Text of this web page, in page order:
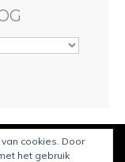
gemaakt door
cookies. Door
het gebruik